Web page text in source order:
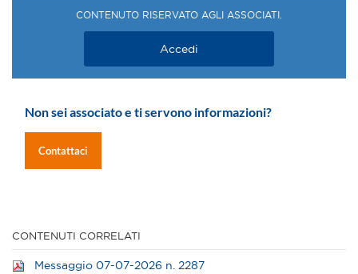
CONTENUTO RISERVATO AGLI ASSOCIATI.
Accedi
Non sei associato e ti servono informazioni?
Contattaci
CONTENUTI CORRELATI
Messaggio 07-07-2026 n. 2287